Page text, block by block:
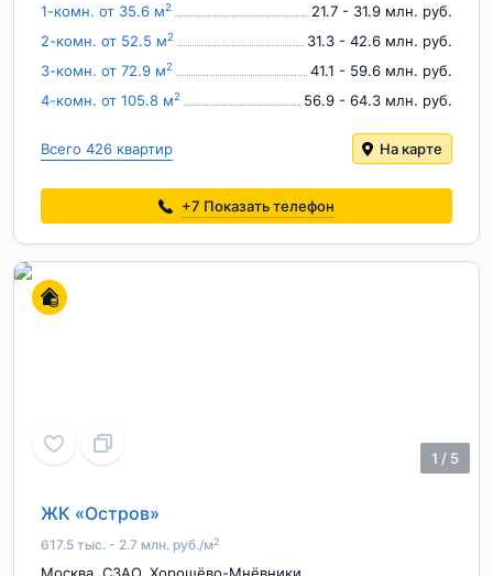
1-комн. от 35.6 м2
21.7 - 31.9 млн. руб.
2-комн. от 52.5 м2
31.3 - 42.6 млн. руб.
3-комн. от 72.9 м2
41.1 - 59.6 млн. руб.
4-комн. от 105.8 м2 56.9 - 64.3 млн. руб.
Всего 426 квартир На карте
+7 Показать телефон
1 / 5
ЖК «Остров»
617.5 тыс. - 2.7 млн. руб./м2